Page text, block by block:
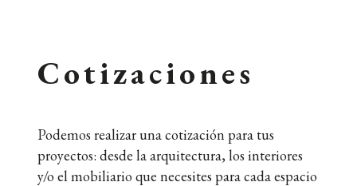
Cotizaciones
Podemos realizar una cotización para tus
proyectos: desde la arquitectura, los interiores
y/o el mobiliario que necesites para cada espacio